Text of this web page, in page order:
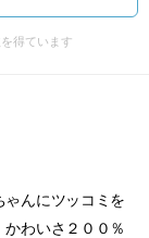
得ています
ゃんにツッコミを
わいさ２００％